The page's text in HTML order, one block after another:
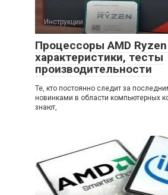
Инструкции
Процессоры AMD
характеристики, тесты
производительности
Те, кто постоянно следит за
новинками в области компьютерных
знают,